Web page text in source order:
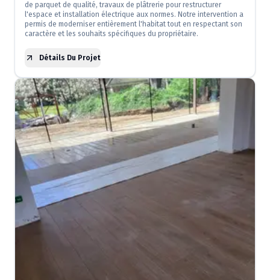
de parquet de qualité, travaux de plâtrerie pour restructurer
l'espace et installation électrique aux normes. Notre intervention a
permis de moderniser entièrement l'habitat tout en respectant son
caractère et les souhaits spécifiques du propriétaire.
Détails Du Projet